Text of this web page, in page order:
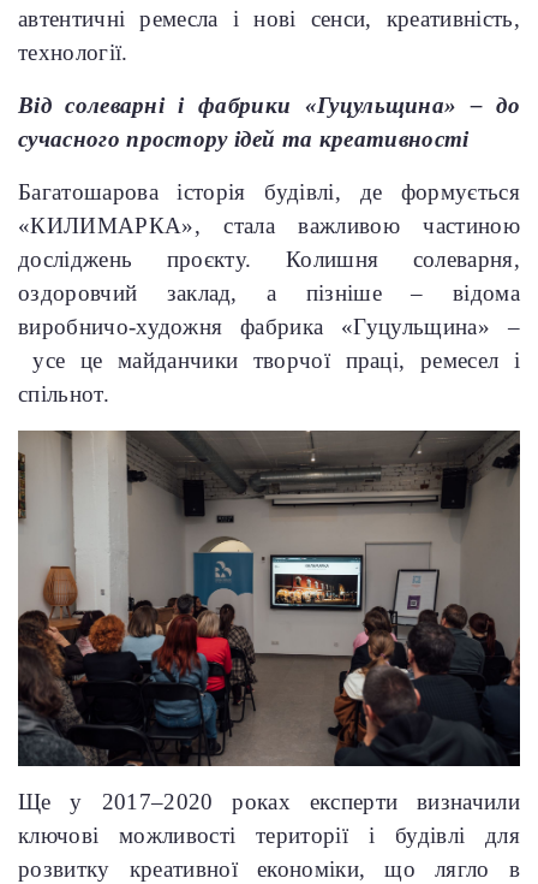
автентичні ремесла і нові сенси, креативність,
технології.
Від солеварні і фабрики «Гуцульщина» – до
сучасного простору ідей та креативності
Багатошарова історія будівлі, де формується
«КИЛИМАРКА», стала важливою частиною
досліджень проєкту. Колишня солеварня,
оздоровчий заклад, а пізніше – відома
виробничо-художня фабрика «Гуцульщина» –
усе це майданчики творчої праці, ремесел і
спільнот.
Ще у 2017–2020 роках експерти визначили
ключові можливості території і будівлі для
розвитку креативної економіки, що лягло в